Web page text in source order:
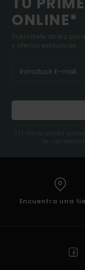
ONLINE*
Suscríbete ahora
y ofertas exclusivas.
(*) Oferta valida
de uso
Encuentra una